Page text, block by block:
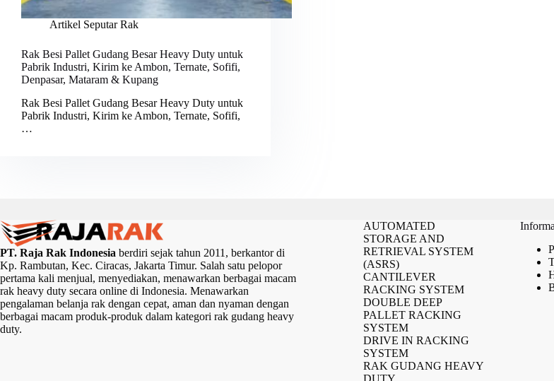
Artikel Seputar Rak
Rak Besi Pallet Gudang Besar Heavy Duty untuk
Pabrik Industri, Kirim ke Ambon, Ternate, Sofifi,
Denpasar, Mataram & Kupang
Rak Besi Pallet Gudang Besar Heavy Duty untuk
Pabrik Industri, Kirim ke Ambon, Ternate, Sofifi,
…
PT. Raja Rak Indonesia berdiri sejak tahun 2011, berkantor di
Kp. Rambutan, Kec. Ciracas, Jakarta Timur. Salah satu pelopor
pertama kali menjual, menyediakan, menawarkan berbagai macam
rak heavy duty secara online di Indonesia. Menawarkan
pengalaman belanja rak dengan cepat, aman dan nyaman dengan
berbagai macam produk-produk dalam kategori rak gudang heavy
duty.
AUTOMATED
STORAGE AND
RETRIEVAL SYSTEM
(ASRS)
CANTILEVER
RACKING SYSTEM
DOUBLE DEEP
PALLET RACKING
SYSTEM
DRIVE IN RACKING
SYSTEM
RAK GUDANG HEAVY
DUTY